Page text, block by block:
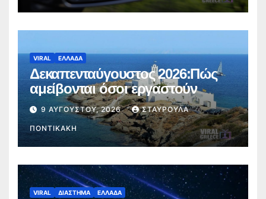
VIRAL ΕΛΛΑΔΑ
Δεκαπενταύγουστος 2026:Πώς
αμείβονται όσοι εργαστούν
9 ΑΥΓΟΎΣΤΟΥ, 2026 ΣΤΑΥΡΟΎΛΑ
ΠΟΝΤΙΚΆΚΗ
VIRAL ΔΙΑΣΤΗΜΑ ΕΛΛΑΔΑ